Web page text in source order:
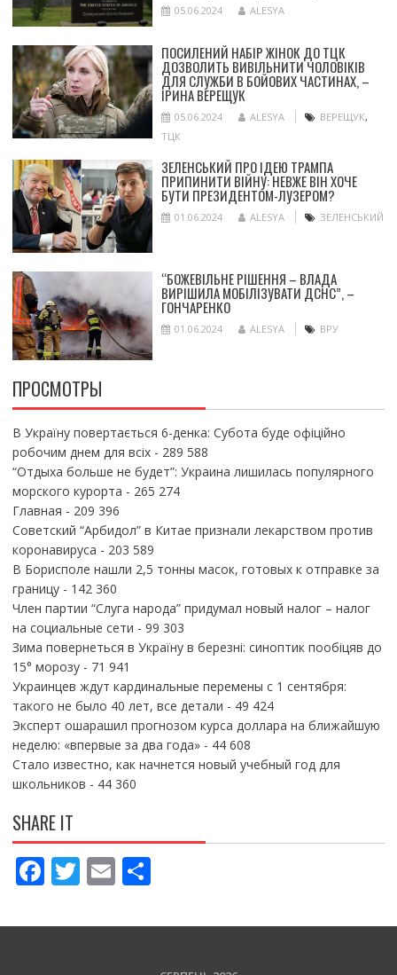
05.06.2024 ALESYA
ПОСИЛЕНИЙ НАБІР ЖІНОК ДО ТЦК
ДОЗВОЛИТЬ ВИВІЛЬНИТИ ЧОЛОВІКІВ
ДЛЯ СЛУЖБИ В БОЙОВИХ ЧАСТИНАХ, –
ІРИНА ВЕРЕЩУК
05.06.2024 ALESYA ВЕРЕЩУК,
ТЦК
ЗЕЛЕНСЬКИЙ ПРО ІДЕЮ ТРАМПА
ПРИПИНИТИ ВІЙНУ: НЕВЖЕ ВІН ХОЧЕ
БУТИ ПРЕЗИДЕНТОМ-ЛУЗЕРОМ?
01.06.2024 ALESYA ЗЕЛЕНСЬКИЙ
“БОЖЕВІЛЬНЕ РІШЕННЯ – ВЛАДА
ВИРІШИЛА МОБІЛІЗУВАТИ ДСНС”, –
ГОНЧАРЕНКО
01.06.2024 ALESYA ВРУ
ПРОСМОТРЫ
В Україну повертається 6-денка: Субота буде офіційно
робочим днем для всіх- 289 588
“Отдыха больше не будет”: Украина лишилась популярного
морского курорта - 265 274
Главная - 209 396
Советский “Арбидол” в Китае признали лекарством против
коронавируса - 203 589
В Борисполе нашли 2,5 тонны масок, готовых к отправке за
границу- 142 360
Член партии “Слуга народа” придумал новый налог – налог
на социальные сети - 99 303
Зима повернеться в Україну в березні: синоптик пообіцяв до
15° морозу- 71 941
Украинцев ждут кардинальные перемены с 1 сентября:
такого не было 40 лет, все детали - 49 424
Эксперт ошарашил прогнозом курса доллара на ближайшую
неделю: «впервые за два года»- 44 608
Стало известно, как начнется новый учебный год для
школьников - 44 360
SHARE IT
F
e
T
itt
E
ai
П
ді